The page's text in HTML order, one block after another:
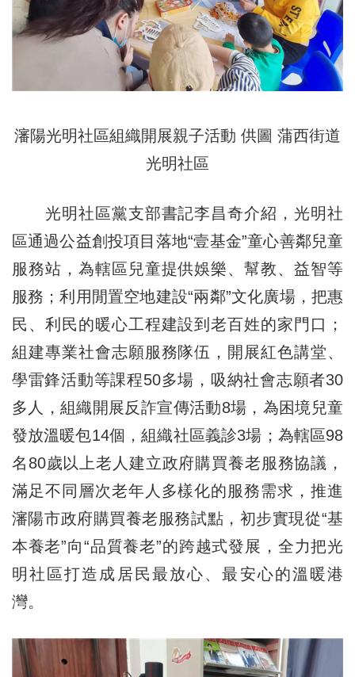
瀋陽光明社區組織開展親子活動 供圖 蒲西街道
光明社區
光明社區黨支部書記李昌奇介紹，光明社
區通過公益創投項目落地“壹基金”童心善鄰兒童
服務站，為轄區兒童提供娛樂、幫教、益智等
服務；利用閒置空地建設“兩鄰”文化廣場，把惠
民、利民的暖心工程建設到老百姓的家門口；
組建專業社會志願服務隊伍，開展紅色講堂、
學雷鋒活動等課程50多場，吸納社會志願者30
多人，組織開展反詐宣傳活動8場，為困境兒童
發放溫暖包14個，組織社區義診3場；為轄區98
名80歲以上老人建立政府購買養老服務協議，
滿足不同層次老年人多樣化的服務需求，推進
瀋陽市政府購買養老服務試點，初步實現從“基
本養老”向“品質養老”的跨越式發展，全力把光
明社區打造成居民最放心、最安心的溫暖港
灣。